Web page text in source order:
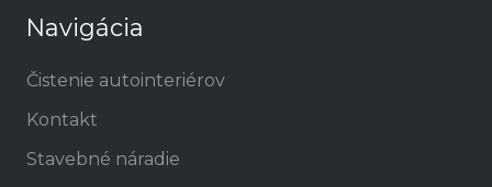
Navigácia
Čistenie autointeriérov
Kontakt
Stavebné náradie